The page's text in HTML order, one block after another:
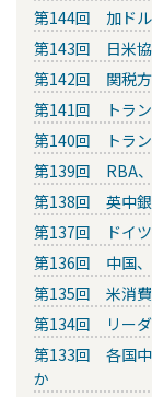
第144回 加ドル
第143回 日米協
第142回 関税方
第141回 トラン
第140回 トラン
第139回 RBA
第138回 英中銀
第137回 ドイツ
第136回 中国、
第135回 米消費
第134回 リーダ
第133回 各国中
か